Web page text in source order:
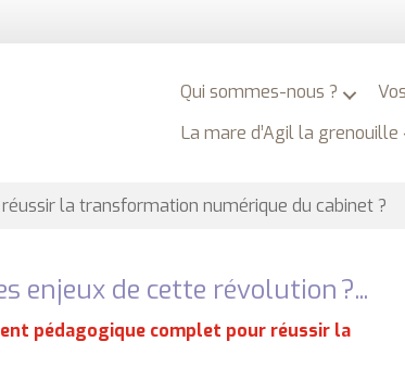
Qui sommes-nous ?
La mare d’Agil la grenouille
la transformation numérique du cabinet ?
enjeux de cette révolution ?...
pédagogique complet pour réussir la